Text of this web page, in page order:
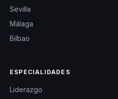
Sevilla
Málaga
Bilbao
ESPECIALIDADES
Liderazgo